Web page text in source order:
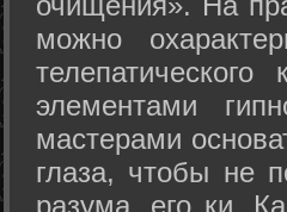
можно
элементами
мастерами
глаза, чтобы не
разума, его ки.